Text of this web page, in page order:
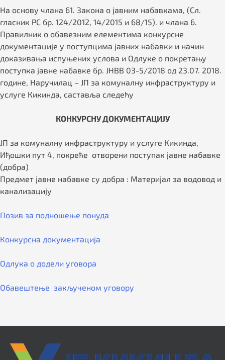
На основу члана 61. Закона о јавним набавкама, (Сл.
гласник РС бр. 124/2012, 14/2015 и 68/15). и члана 6.
Правилник о обавезним елементима конкурсне
документације у поступцима јавних набавки и начин
доказивања испуњених услова и Одлуке о покретању
поступка јавне набавке бр. ЈНВВ 03-5/2018 од 23.07. 2018.
године, Наручилац – ЈП за комуналну инфраструктуру и
услуге Кикинда, саставља следећу
КОНКУРСНУ ДОКУМЕНТАЦИЈУ
ЈП за комуналну инфраструктуру и услуге Кикинда,
Иђошки пут 4, покреће отворени поступак јавне набавке
(добра)
Предмет јавне набавке су добра : Материјал за водовод и
канализацију
Позив за подношење понуда
Конкурсна документација
Одлука о додели уговора
Обавештење закљученом уговору